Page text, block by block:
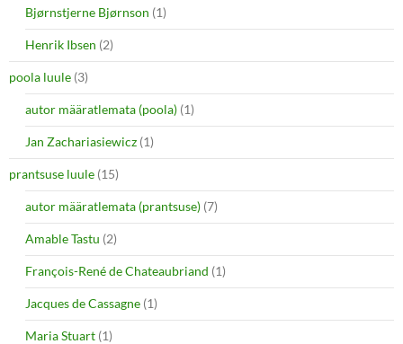
Bjørnstjerne Bjørnson (1)
Henrik Ibsen (2)
poola luule (3)
autor määratlemata (poola) (1)
Jan Zachariasiewicz (1)
prantsuse luule (15)
autor määratlemata (prantsuse) (7)
Amable Tastu (2)
François-René de Chateaubriand (1)
Jacques de Cassagne (1)
Maria Stuart (1)